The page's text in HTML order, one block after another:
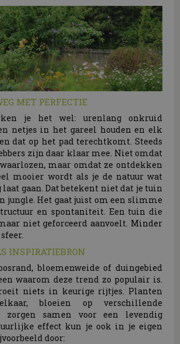
MET PERFECTIE
je het wel: urenlang onkruid
netjes in het gareel houden en elk
dat op het pad terechtkomt. Steeds
zijn daar klaar mee. Niet omdat
maar omdat ze ontdekken
mooier wordt als je de natuur wat
laat gaan. Dat betekent niet dat je tuin
jungle. Het gaat juist om een slimme
en spontaniteit. Een tuin die
niet geforceerd aanvoelt. Minder
INSPIRATIEBRON
bloemenweide of duingebied
waarom deze trend zo populair is.
niets in keurige rijtjes. Planten
bloeien op verschillende
zorgen samen voor een levendig
effect kun je ook in je eigen
door: